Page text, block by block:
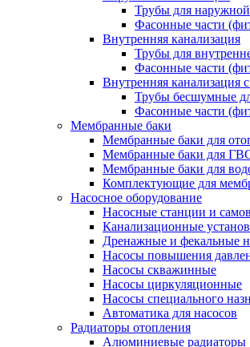
Трубы для
Фасонные части
Внутренняя канализация
Трубы для
Фасонные части
Внутренняя
Трубы бесшумные
Фасонные части
Мембранные баки
Мембранные баки для
Мембранные баки для
Мембранные баки для
Комплектующие для
Насосное оборудование
Насосные станции и
Канализационные
Дренажные и фекальные
Насосы повышения
Насосы скважинные
Насосы циркуляционные
Насосы специального
Автоматика для насосов
Радиаторы отопления
Алюминиевые радиаторы